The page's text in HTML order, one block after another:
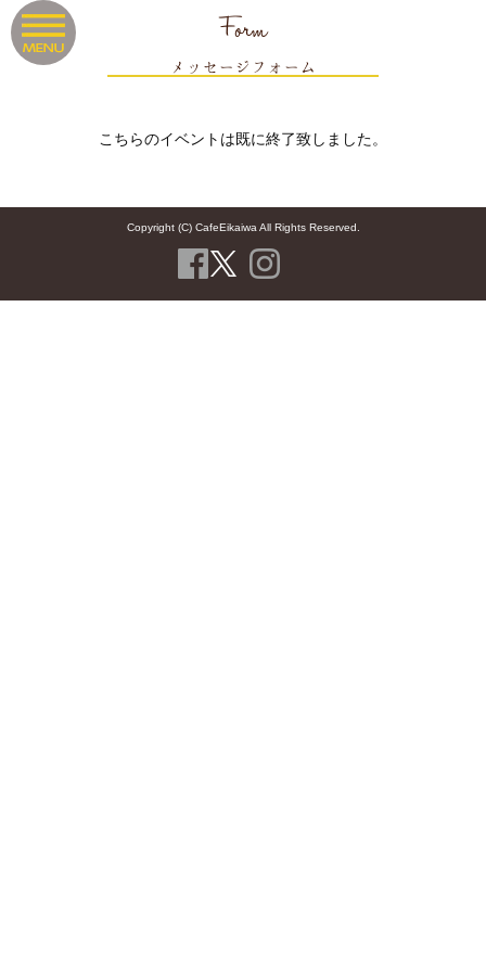
Form
メッセージフォーム
こちらのイベントは既に終了致しました。
Copyright (C) CafeEikaiwa All Rights Reserved.